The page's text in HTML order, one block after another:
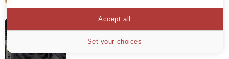
Gigabyte augmente ses prix de
cartes graphiques de 20 à 40 %, un
revendeur annule des
Set your choices
Accept all